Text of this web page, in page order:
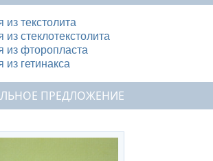
из текстолита
из стеклотекстолита
из фторопласта
из гетинакса
ПРЕДЛОЖЕНИЕ